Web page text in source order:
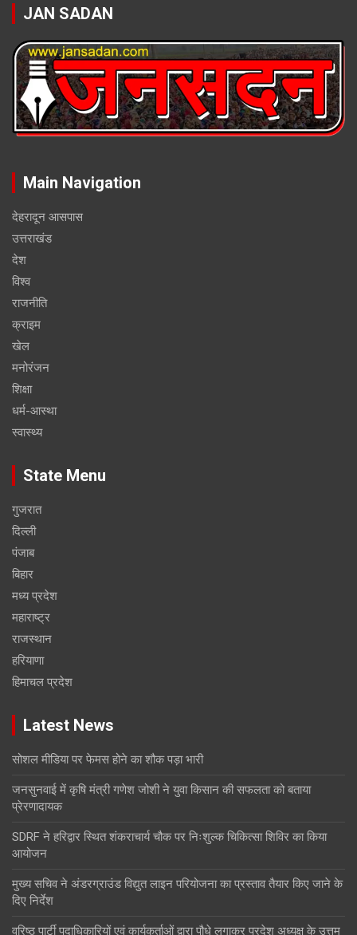
JAN SADAN
Main Navigation
देहरादून आसपास
उत्तराखंड
देश
विश्व
राजनीति
क्राइम
खेल
मनोरंजन
शिक्षा
धर्म-आस्था
स्वास्थ्य
State Menu
गुजरात
दिल्ली
पंजाब
बिहार
मध्य प्रदेश
महाराष्ट्र
राजस्थान
हरियाणा
हिमाचल प्रदेश
Latest News
सोशल मीडिया पर फेमस होने का शौक पड़ा भारी
जनसुनवाई में कृषि मंत्री गणेश जोशी ने युवा किसान की सफलता को बताया
प्रेरणादायक
SDRF ने हरिद्वार स्थित शंकराचार्य चौक पर निःशुल्क चिकित्सा शिविर का किया
आयोजन
मुख्य सचिव ने अंडरग्राउंड विद्युत लाइन परियोजना का प्रस्ताव तैयार किए जाने के
दिए निर्देश
वरिष्ठ पार्टी पदाधिकारियों एवं कार्यकर्ताओं द्वारा पौधे लगाकर प्रदेश अध्यक्ष के उत्तम